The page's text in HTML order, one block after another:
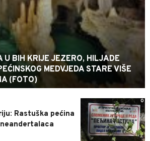
U BIH KRIJE JEZERO, HILJADE
MEDVJEDA STARE VIŠE
(FOTO)
0
Rastuška pećina